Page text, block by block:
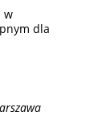
w
dla